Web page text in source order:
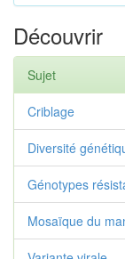
Découvrir
Sujet
Criblage
Diversité
Génotypes
Mosaïque du